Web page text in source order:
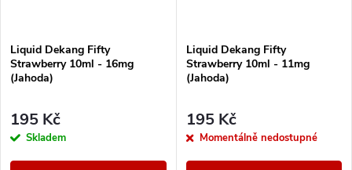
Liquid Dekang Fifty
Strawberry 10ml - 16mg
(Jahoda)
195 Kč
Skladem
Liquid Dekang Fifty
Strawberry 10ml - 11mg
(Jahoda)
195 Kč
Momentálně nedostupné